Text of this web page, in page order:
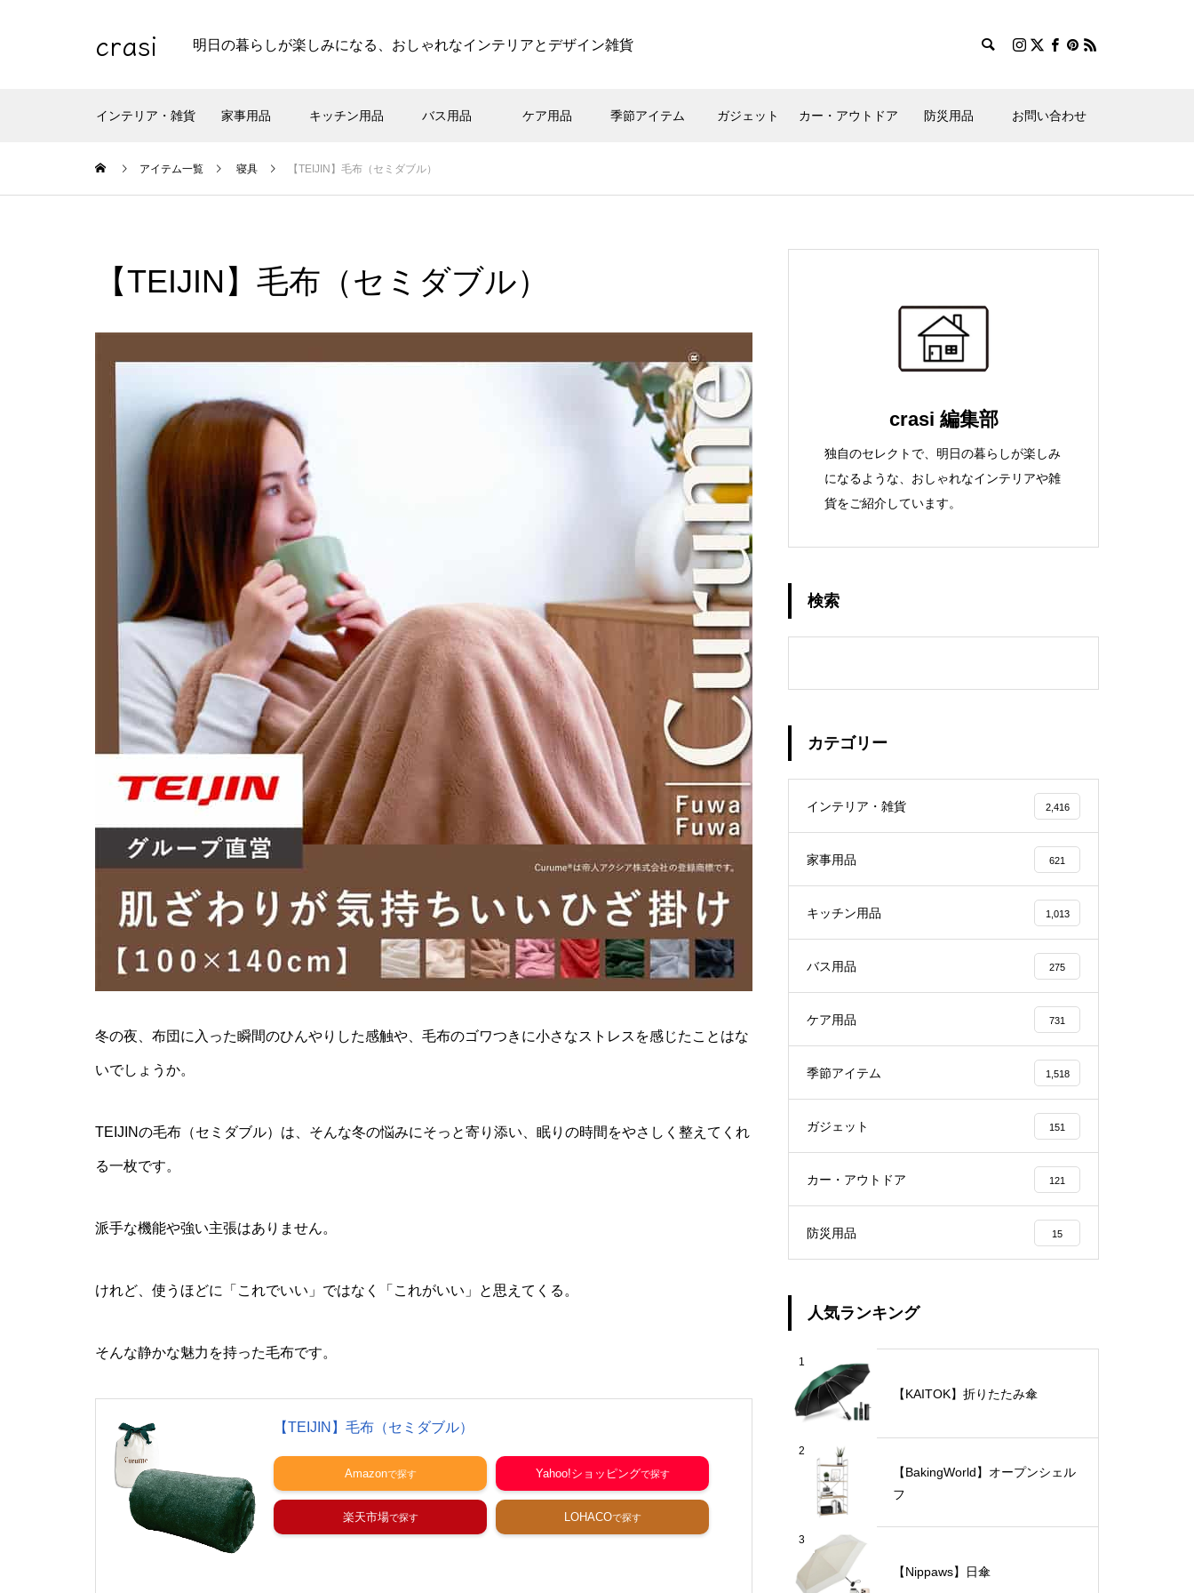
crasi 明日の暮らしが楽しみになる、おしゃれなインテリアとデザイン雑貨
インテリア・雑貨 家事用品 キッチン用品 バス用品 ケア用品 季節アイテム ガジェット カー・アウトドア 防災用品 お問い合わせ
アイテム一覧 寝具 【TEIJIN】毛布（セミダブル）
【TEIJIN】毛布（セミダブル）
冬の夜、布団に入った瞬間のひんやりした感触や、毛布のゴワつきに小さなストレスを感じたことはな
いでしょうか。
TEIJINの毛布（セミダブル）は、そんな冬の悩みにそっと寄り添い、眠りの時間をやさしく整えてくれ
る一枚です。
派手な機能や強い主張はありません。
けれど、使うほどに「これでいい」ではなく「これがいい」と思えてくる。
そんな静かな魅力を持った毛布です。
【TEIJIN】毛布（セミダブル）
Amazon Yahoo!ショッピング
楽天市場 LOHACO
crasi 編集部
独自のセレクトで、明日の暮らしが楽しみ
になるような、おしゃれなインテリアや雑
貨をご紹介しています。
検索
カテゴリー
インテリア・雑貨 2,416
家事用品 621
キッチン用品 1,013
バス用品 275
ケア用品 731
季節アイテム 1,518
ガジェット 151
カー・アウトドア 121
防災用品 15
人気ランキング
1
【KAITOK】折りたたみ傘
2
【BakingWorld】オープンシェル
フ
3
【Nippaws】日傘